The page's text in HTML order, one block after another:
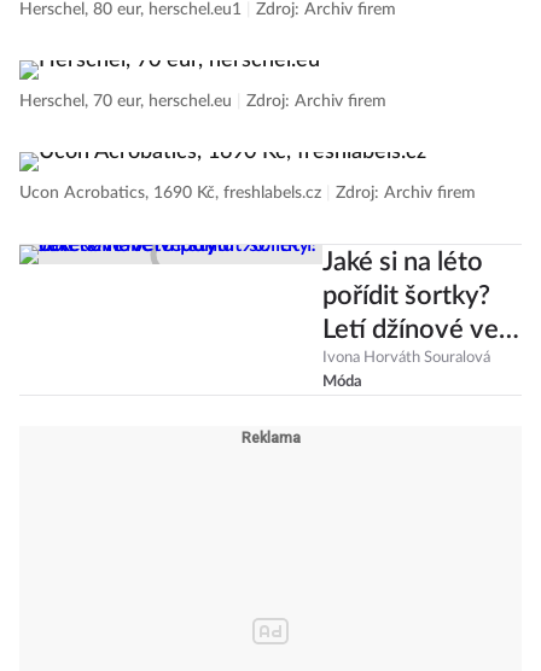
Herschel, 80 eur, herschel.eu1 Zdroj: Archiv firem
Herschel, 70 eur, herschel.eu Zdroj: Archiv firem
Ucon Acrobatics, 1690 Kč, freshlabels.cz Zdroj: Archiv firem
Jaké si na léto
pořídit šortky?
Letí džínové ve
stylu 90. let i
oblekové
Ivona Horváth Souralová
Móda